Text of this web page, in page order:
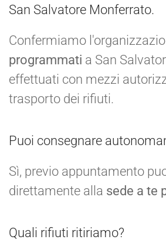
San Salvatore Monferrato.
Confermiamo
programmati a San
effettuati con mezzi
trasporto dei rifiuti.
Puoi consegnare
Sì, previo appuntamento
direttamente alla sede a te
Quali rifiuti ritiriamo?